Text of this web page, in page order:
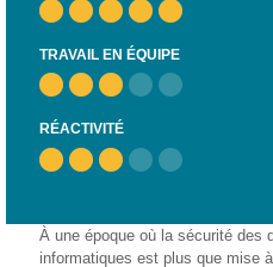
TRAVAIL EN ÉQUIPE
RÉACTIVITÉ
À une époque où la sécurité des
informatiques est plus que mise
Je valorise
avec le
numérique
Horizon IT :
J’explore les
– CISP